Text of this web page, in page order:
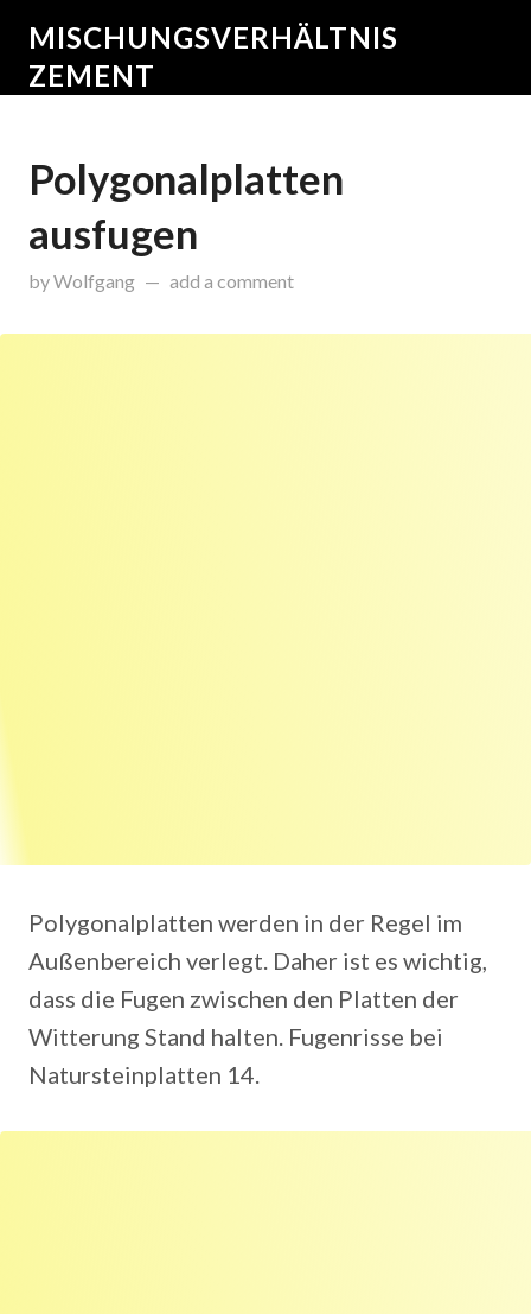
MISCHUNGSVERHÄLTNIS
ZEMENT
Polygonalplatten
ausfugen
byWolfgang onOktober 29, 2015
add a comment
Polygonalplatten werden in der Regel im
Außenbereich verlegt. Daher ist es wichtig,
dass die Fugen zwischen den Platten der
Witterung Stand halten. Fugenrisse bei
Natursteinplatten 14.